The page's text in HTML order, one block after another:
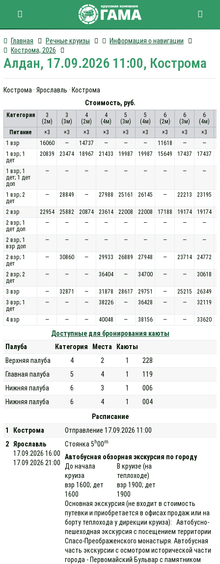
Главная Речные круизы
Информация о навигации
Кострома, 2026
Алдан, 17.09.2026 11:00, Кострома
Кострома · Ярославль · Кострома
Стоимость, руб.
Категория
3
(2м)
3
(3м)
4
(2м)
4
(4м)
5
(3м)
5
(4м)
6
(2м)
6
(3м)
6
(4м)
Питание
×3 ×3 ×3 ×3 ×3 ×3 ×3 ×3
×3
1 взр
16060 — 14737 — — — 11618 — —
1 взр; 1
дет
20839 23474 18967 21433 19987 19987 15649 17437 17437
1 взр; 1
дет; 1 дет
доп
— — — — — — — — —
1 взр; 2
дет
— 28849 — 27988 25161 26145 — 22213 23195
2 взр 22954 25882 20874 23614 22008 22008 17188 19174 19174
2 взр; 1
дет доп
— — — — — — — — —
2 взр; 1
взр доп
— — — — — — — — —
2 взр; 1
дет
— 30860 — 29933 26889 27948 — 23714 24772
2 взр; 2
дет
— — — 36404 — 34700 — — 30618
3 взр — 32871 — 31878 28617 29751 — 25215
26349
3 взр; 1
дет
— — — 38226 — 36428 — — 32119
4 взр — — — 40048 — 38156 — — 33620
Доступные для бронирования каюты
Палуба
Категория Места
Каюты
Верхняя палуба
4 2 1
228
Главная палуба
5 4 1
119
Нижняя палуба
6 3 1
006
Нижняя палуба
6 4 1
004
Расписание
1
Кострома
Отправление 17.09.2026 11:00
2
Ярославль
17.09.2026 16:00
17.09.2026 21:00
Стоянка 5 h00m
Автобусная обзорная экскурсия по городу
До начала
круиза
взр 1600; дет
1600
В круизе (на
теплоходе)
взр 1900; дет
1900
Основная экскурсия (не входит в стоимость
путевки и приобретается в офисах продаж или на
борту теплохода у дирекции круиза): Автобусно-
пешеходная экскурсия с посещением территории
Спасо-Преображенского монастыря. Автобусная
часть экскурсии с осмотром исторической части
города - Первомайский Бульвар с памятником